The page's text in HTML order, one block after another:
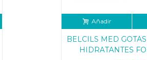
Añadir
BELCILS MED
HIDRATANTES